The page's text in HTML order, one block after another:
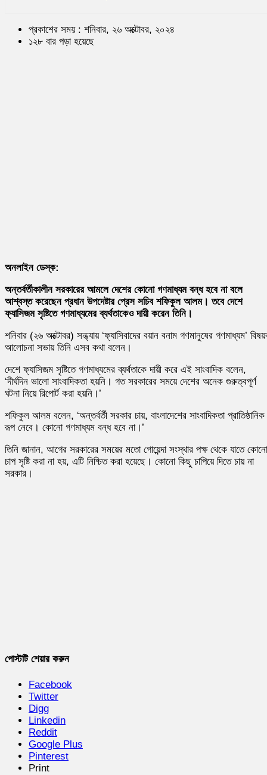
প্রকাশের সময় : শনিবার, ২৬ অক্টোবর, ২০২৪
১২৮ বার পড়া হয়েছে
অনলাইন ডেস্ক:
অন্তর্বর্তীকালীন সরকারের আমলে দেশের কোনো গণমাধ্যম বন্ধ হবে না বলে
আশ্বস্ত করেছেন প্রধান উপদেষ্টার প্রেস সচিব শফিকুল আলম। তবে দেশে
ফ্যাসিজম সৃষ্টিতে গণমাধ্যমের ব্যর্থতাকেও দায়ী করেন তিনি।
শনিবার (২৬ অক্টোবর) সন্ধ্যায় ‘ফ্যাসিবাদের বয়ান বনাম গণমানুষের গণমাধ্যম’
আলোচনা সভায় তিনি এসব কথা বলেন।
দেশে ফ্যাসিজম সৃষ্টিতে গণমাধ্যমের ব্যর্থতাকে দায়ী করে এই সাংবাদিক বলেন,
‘দীর্ঘদিন ভালো সাংবাদিকতা হয়নি। গত সরকারের সময়ে দেশের অনেক গুরুত্বপূর্ণ
ঘটনা নিয়ে রিপোর্ট করা হয়নি।’
শফিকুল আলম বলেন, ‘অন্তর্বর্তী সরকার চায়, বাংলাদেশের সাংবাদিকতা প্রাতিষ্ঠানিক
রূপ নেবে। কোনো গণমাধ্যম বন্ধ হবে না।’
তিনি জানান, আগের সরকারের সময়ের মতো গোয়েন্দা সংস্থার পক্ষ থেকে যাতে কোনো
চাপ সৃষ্টি করা না হয়, এটি নিশ্চিত করা হয়েছে। কোনো কিছু চাপিয়ে দিতে চায় না
সরকার।
পোস্টটি শেয়ার করুন
Facebook
Twitter
Digg
Linkedin
Reddit
Google Plus
Pinterest
Print